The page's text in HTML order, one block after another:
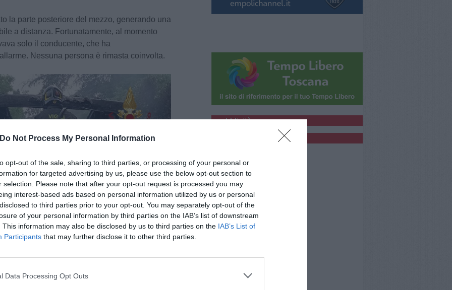
Do Not Process My Personal Information
opt-out of the sale, sharing to third parties, or processing of your personal or
for targeted advertising by us, please use the below opt-out section to
selection. Please note that after your opt-out request is processed you may
interest-based ads based on personal information utilized by us or personal
to third parties prior to your opt-out. You may separately opt-out of the
of your personal information by third parties on the IAB’s list of downstream
This information may also be disclosed by us to third parties on the IAB’s List of
Participants that may further disclose it to other third parties.
Data Processing Opt Outs
la parte posteriore del mezzo, generando una
a distanza. Fortunatamente, al momento
solo il conducente, che ha
Nessuna persona è rimasta coinvolta.
si sono svolte rapidamente, evitando che
pubblicità